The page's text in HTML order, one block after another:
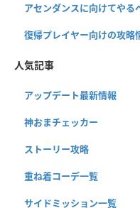
アセンダンスに向けてやる
復帰プレイヤー向けの攻略
人気記事
アップデート最新情報
神おまチェッカー
ストーリー攻略
重ね着コーデ一覧
サイドミッション一覧